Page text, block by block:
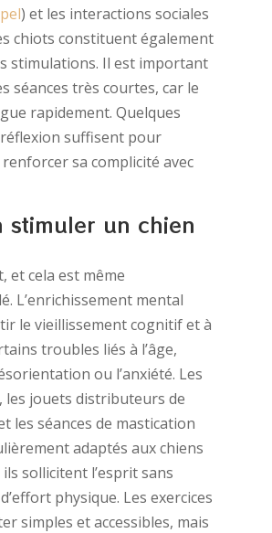
) et les interactions sociales
chiots constituent également
stimulations. Il est important
séances très courtes, car le
rapidement. Quelques
suffisent pour
renforcer sa complicité avec
stimuler un chien
et cela est même
L’enrichissement mental
le vieillissement cognitif et à
troubles liés à l’âge,
ou l’anxiété. Les
les jouets distributeurs de
les séances de mastication
adaptés aux chiens
sollicitent l’esprit sans
physique. Les exercices
simples et accessibles, mais